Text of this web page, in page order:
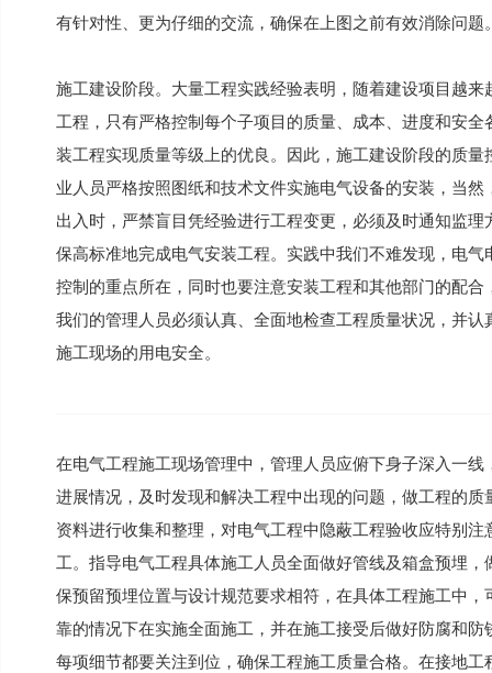
有针对性、更为仔细的交流，确保在上图之前有效消除问题
施工建设阶段。大量工程实践经验表明，随着建设项目越
工程，只有严格控制每个子项目的质量、成本、进度和安
装工程实现质量等级上的优良。因此，施工建设阶段的质
业人员严格按照图纸和技术文件实施电气设备的安装，当
出入时，严禁盲目凭经验进行工程变更，必须及时通知监
保高标准地完成电气安装工程。实践中我们不难发现，电
控制的重点所在，同时也要注意安装工程和其他部门的配
我们的管理人员必须认真、全面地检查工程质量状况，并
施工现场的用电安全。
在电气工程施工现场管理中，管理人员应俯下身子深入一
进展情况，及时发现和解决工程中出现的问题，做工程的
资料进行收集和整理，对电气工程中隐蔽工程验收应特别
工。指导电气工程具体施工人员全面做好管线及箱盒预埋
保预留预埋位置与设计规范要求相符，在具体工程施工中
靠的情况下在实施全面施工，并在施工接受后做好防腐和
每项细节都要关注到位，确保工程施工质量合格。在接地